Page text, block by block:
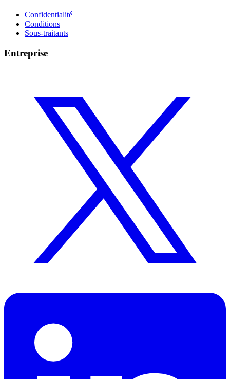
Confidentialité
Conditions
Sous-traitants
Entreprise